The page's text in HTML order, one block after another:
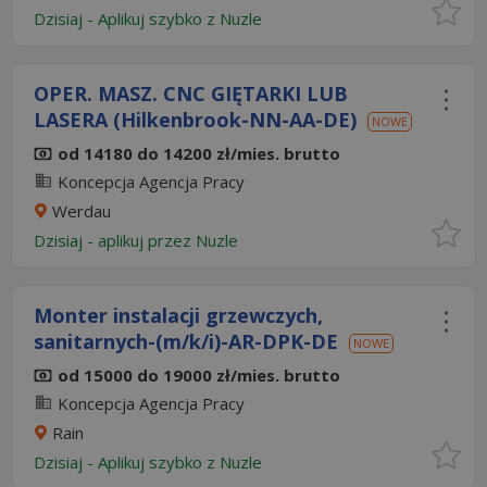
Dzisiaj - Aplikuj szybko z Nuzle
OPER. MASZ. CNC GIĘTARKI LUB
LASERA (Hilkenbrook-NN-AA-DE)
NOWE
od 14180 do 14200 zł/mies. brutto
Koncepcja Agencja Pracy
Werdau
Dzisiaj - aplikuj przez Nuzle
Monter instalacji grzewczych,
sanitarnych-(m/k/i)-AR-DPK-DE
NOWE
od 15000 do 19000 zł/mies. brutto
Koncepcja Agencja Pracy
Rain
Dzisiaj - Aplikuj szybko z Nuzle